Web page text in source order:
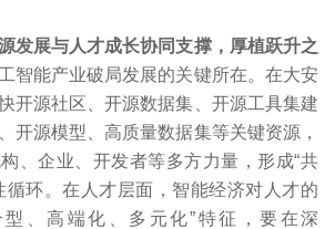
发展与人才成长协同支撑，厚植跃升之
智能产业破局发展的关键所在。在大安
开源社区、开源数据集、开源工具集建
开源模型、高质量数据集等关键资源，
、企业、开发者等多方力量，形成“共
循环。在人才层面，智能经济对人才的
型、高端化、多元化”特征，要在深